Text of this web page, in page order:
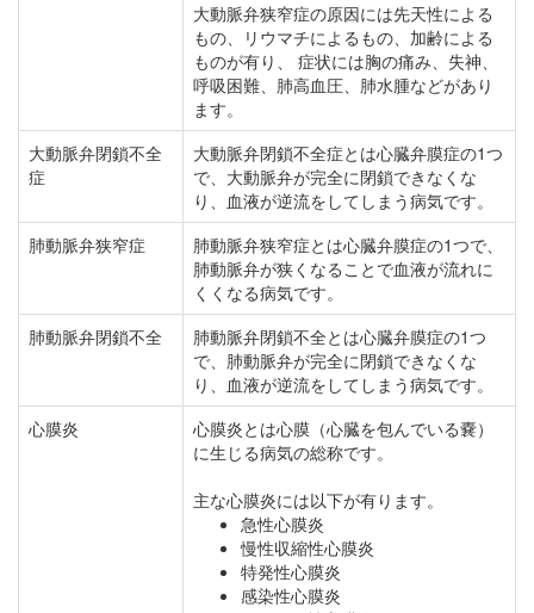
大動脈弁狭窄症の原因には先天性による
もの、リウマチによるもの、加齢による
ものが有り、 症状には胸の痛み、失神、
呼吸困難、肺高血圧、肺水腫などがあり
ます。
大動脈弁閉鎖不全
症
大動脈弁閉鎖不全症とは心臓弁膜症の1つ
で、大動脈弁が完全に閉鎖できなくな
り、血液が逆流をしてしまう病気です。
肺動脈弁狭窄症
肺動脈弁狭窄症とは心臓弁膜症の1つで、
肺動脈弁が狭くなることで血液が流れに
くくなる病気です。
肺動脈弁閉鎖不全
肺動脈弁閉鎖不全とは心臓弁膜症の1つ
で、肺動脈弁が完全に閉鎖できなくな
り、血液が逆流をしてしまう病気です。
心膜炎
心膜炎とは心膜（心臓を包んでいる嚢）
に生じる病気の総称です。
主な心膜炎には以下が有ります。
急性心膜炎
慢性収縮性心膜炎
特発性心膜炎
感染性心膜炎